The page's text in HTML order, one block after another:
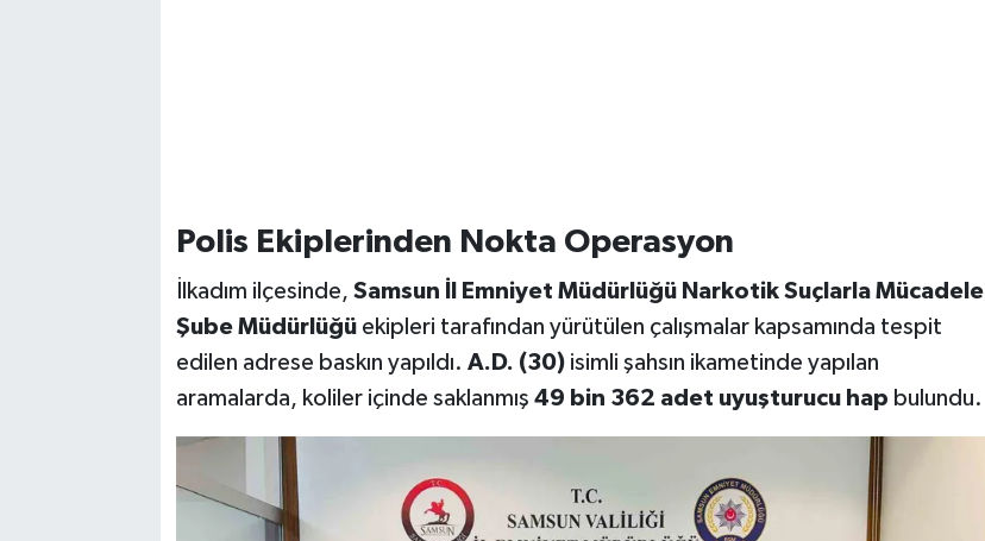
Polis Ekiplerinden Nokta Operasyon
İlkadım ilçesinde, Samsun İl Emniyet Müdürlüğü Narkotik Suçlarla Mücadele
Şube Müdürlüğüekipleri tarafından yürütülen çalışmalar kapsamında tespit
edilen adrese baskın yapıldı. A.D. (30)isimli şahsın ikametinde yapılan
aramalarda, koliler içinde saklanmış 49 bin 362 adet uyuşturucu hap bulundu.